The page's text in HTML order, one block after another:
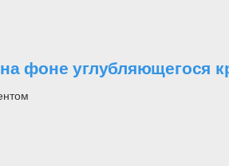
фоне углубляющегося